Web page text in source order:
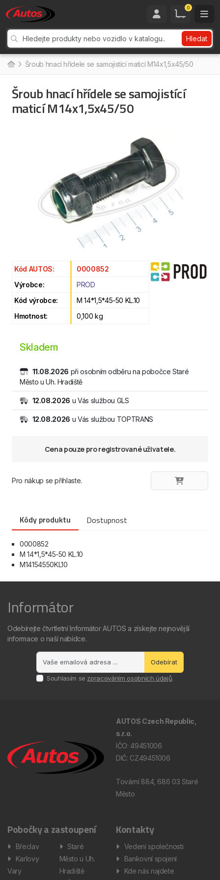
0
Hledat
Šroub hnací hřídele se samojistící maticí M14x1,5x45/50
Šroub hnací hřídele se samojistící
maticí M14x1,5x45/50
Kód AUTOS:
0000852
Výrobce:
PROD
Kód výrobce:
M 14*1,5*45-50 KL.10
Hmotnost:
0,100 kg
Skladem
11.08.2026 při osobním odběru na pobočce Staré
Město u Uh. Hradiště
12.08.2026 u Vás službou GLS
12.08.2026 u Vás službou TOPTRANS
Cena pouze pro registrované uživatele.
Pro nákup se přihlaste.
Kódy produktu Dostupnost
0000852
M 14*1,5*45-50 KL.10
M14154550KL10
Informátor
Odebírejte čtvrtletní Informátor AUTOS a získejte nejnovější
informace o naší nabídce.
Odebírat
Souhlasím se zpracováním osobních údajů.
AUTOS Czech Republic,
s.r.o.
IČO: 49451006
DIČ: CZ49451006
Tovární 884, 686 03 Staré
Město
Pobočky a zastoupení
Břeclav
Karlovy
Vary
Staré
Město u Uh.
Hradiště
Kontakty
Vedení společnosti
Bankovní spojení
Kde nás najdete